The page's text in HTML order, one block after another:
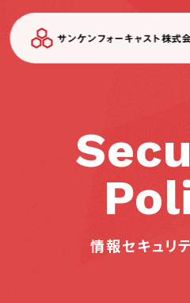
情報セキュリ